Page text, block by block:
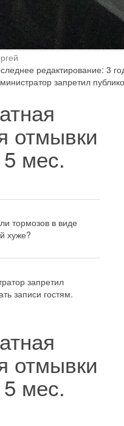
редактирование: 3
запретил
отмывки
мес.
тормозов в виде
хуже?
запретил
записи гостям.
отмывки
мес.